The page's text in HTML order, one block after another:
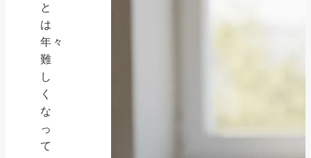
と
は
年々
難
し
く
な
っ
て